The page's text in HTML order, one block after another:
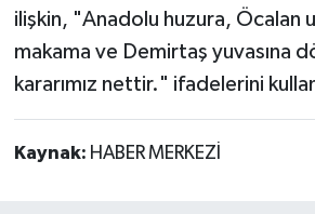
ilişkin, "Anadolu huzura, Öcalan
makama ve Demirtaş yuvasına
kararımız nettir." ifadelerini
Kaynak: HABER MERKEZİ